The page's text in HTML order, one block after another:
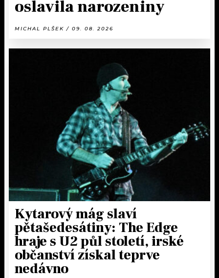
oslavila narozeniny
MICHAL PLŠEK / 09. 08. 2026
Kytarový mág slaví
pětašedesátiny: The Edge
hraje s U2 půl století, irské
občanství získal teprve
nedávno